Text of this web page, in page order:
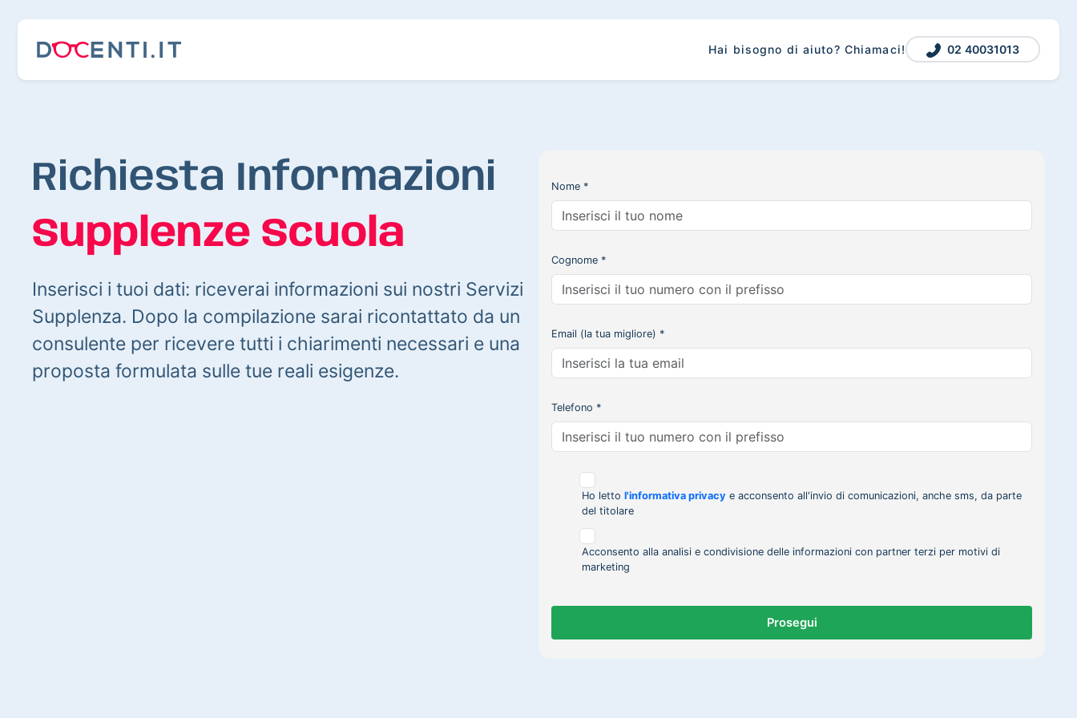
Hai bisogno di aiuto? Chiamaci! 02 40031013
Richiesta Informazioni
Supplenze Scuola
Inserisci i tuoi dati: riceverai informazioni sui nostri Servizi
Supplenza. Dopo la compilazione sarai ricontattato da un
consulente per ricevere tutti i chiarimenti necessari e una
proposta formulata sulle tue reali esigenze.
Nome *
Cognome *
Email (la tua migliore) *
Telefono *
Ho letto l'informativa privacy e acconsento all'invio di comunicazioni, anche sms, da parte
del titolare
Acconsento alla analisi e condivisione delle informazioni con partner terzi per motivi di
marketing